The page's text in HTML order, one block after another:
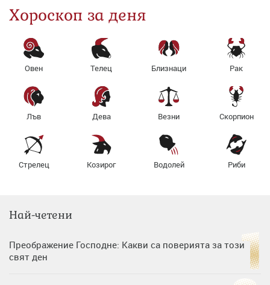
Хороскоп за деня
Овен Телец Близнаци Рак
Лъв Дева Везни Скорпион
Стрелец Козирог Водолей Риби
Най-четени
Преображение Господне: Какви са поверията за този
свят ден